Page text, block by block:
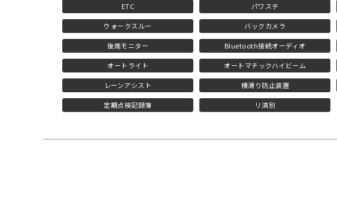
ETC パワステ
ウォークスルー バックカメラ
後席モニター Bluetooth接続オーディオ
オートライト オートマチックハイビーム
レーンアシスト 横滑り防止装置
定期点検記録簿 リ済別